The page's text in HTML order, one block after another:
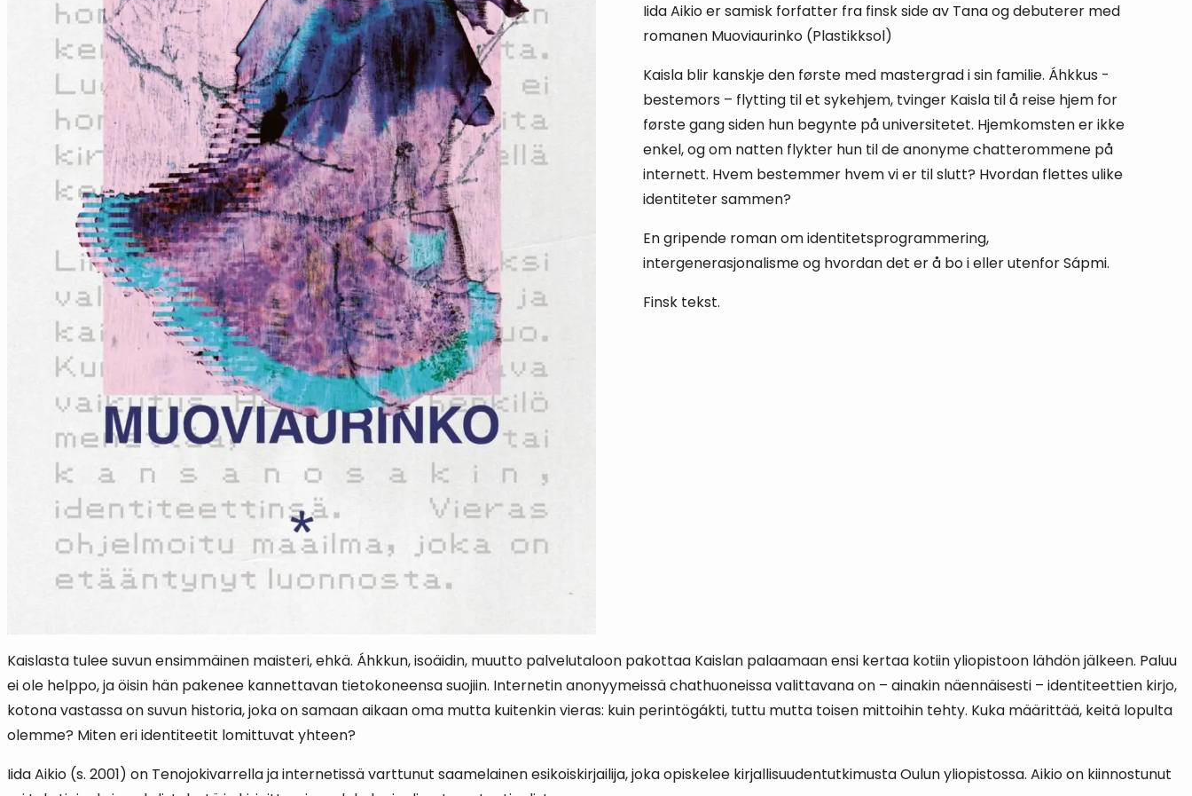
Iida Aikio er samisk forfatter fra finsk side av Tana og debuterer med
romanen Muoviaurinko (Plastikksol)
Kaisla blir kanskje den første med mastergrad i sin familie. Áhkkus -
bestemors – flytting til et sykehjem, tvinger Kaisla til å reise hjem for
første gang siden hun begynte på universitetet. Hjemkomsten er ikke
enkel, og om natten flykter hun til de anonyme chatterommene på
internett. Hvem bestemmer hvem vi er til slutt? Hvordan flettes ulike
identiteter sammen?
En gripende roman om identitetsprogrammering,
intergenerasjonalisme og hvordan det er å bo i eller utenfor Sápmi.
Finsk tekst.
Kaislasta tulee suvun ensimmäinen maisteri, ehkä. Áhkkun, isoäidin, muutto palvelutaloon pakottaa Kaislan palaamaan ensi kertaa kotiin yliopistoon lähdön jälkeen. Paluu
ei ole helppo, ja öisin hän pakenee kannettavan tietokoneensa suojiin. Internetin anonyymeissä chathuoneissa valittavana on – ainakin näennäisesti – identiteettien kirjo,
kotona vastassa on suvun historia, joka on samaan aikaan oma mutta kuitenkin vieras: kuin perintögákti, tuttu mutta toisen mittoihin tehty. Kuka määrittää, keitä lopulta
olemme? Miten eri identiteetit lomittuvat yhteen?
Iida Aikio (s. 2001) on Tenojokivarrella ja internetissä varttunut saamelainen esikoiskirjailija, joka opiskelee kirjallisuudentutkimusta Oulun yliopistossa. Aikio on kiinnostunut